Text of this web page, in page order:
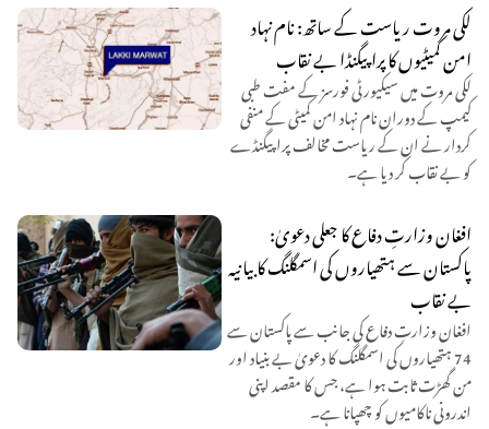
لکی مروت ریاست کے ساتھ: نام نہاد
امن کمیٹیوں کا پراپیگنڈا بے نقاب
لکی مروت میں سیکیورٹی فورسز کے مفت طبی
کیمپ کے دوران نام نہاد امن کمیٹی کے منفی
کردار نے ان کے ریاست مخالف پراپیگنڈے
کو بے نقاب کر دیا ہے۔
افغان وزارتِ دفاع کا جعلی دعویٰ:
پاکستان سے ہتھیاروں کی اسمگلنگ کا بیانیہ
بے نقاب
افغان وزارتِ دفاع کی جانب سے پاکستان سے
74 ہتھیاروں کی اسمگلنگ کا دعویٰ بے بنیاد اور
من گھڑت ثابت ہوا ہے، جس کا مقصد اپنی
اندرونی ناکامیوں کو چھپانا ہے۔